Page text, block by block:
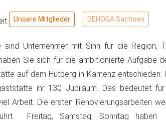
Unsere Mitglieder DEHOGA Sachsen
Unternehmer mit Sinn für die Region,
Sie sich für die ambitionierte Aufgabe
auf dem Hutberg in Kamenz entschieden.
ihr 130 Jubiläum. Das bedeutet
Arbeit. Die ersten Renovierungsarbeiten
Freitag, Samstag, Sonntag